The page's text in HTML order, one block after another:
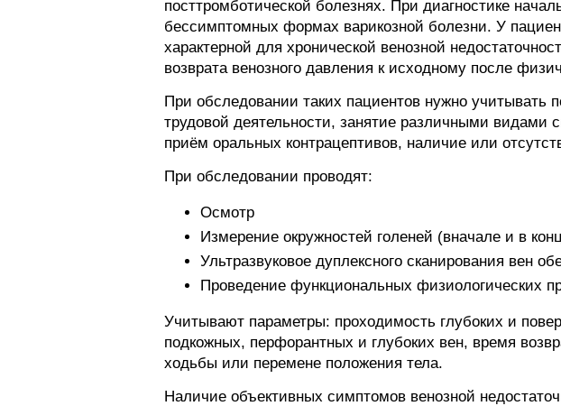
посттромботической болезнях. При диагностике
бессимптомных формах варикозной болезни. У
характерной для хронической венозной
возврата венозного давления к исходному после
При обследовании таких пациентов нужно учитывать
трудовой деятельности, занятие различными видами
приём оральных контрацептивов, наличие или
При обследовании проводят:
Осмотр
Измерение окружностей голеней (вначале и в
Ультразвуковое дуплексного сканирования вен
Проведение функциональных физиологических
Учитывают параметры: проходимость глубоких и
подкожных, перфорантных и глубоких вен, время
ходьбы или перемене положения тела.
Наличие объективных симптомов венозной